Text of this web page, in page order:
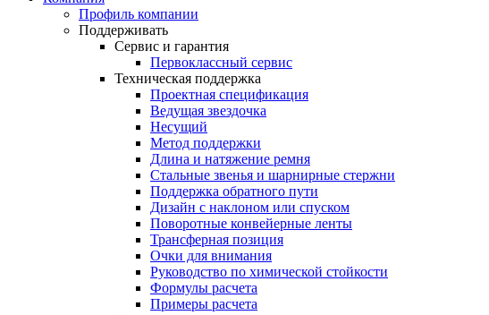
Профиль компании
Поддерживать
Сервис и гарантия
Первоклассный сервис
Техническая поддержка
Проектная спецификация
Ведущая звездочка
Несущий
Метод поддержки
Длина и натяжение ремня
Стальные звенья и шарнирные стержни
Поддержка обратного пути
Дизайн с наклоном или спуском
Поворотные конвейерные ленты
Трансферная позиция
Очки для внимания
Руководство по химической стойкости
Формулы расчета
Примеры расчета